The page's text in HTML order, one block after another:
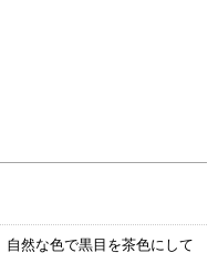
然な色で黒目を茶色にして